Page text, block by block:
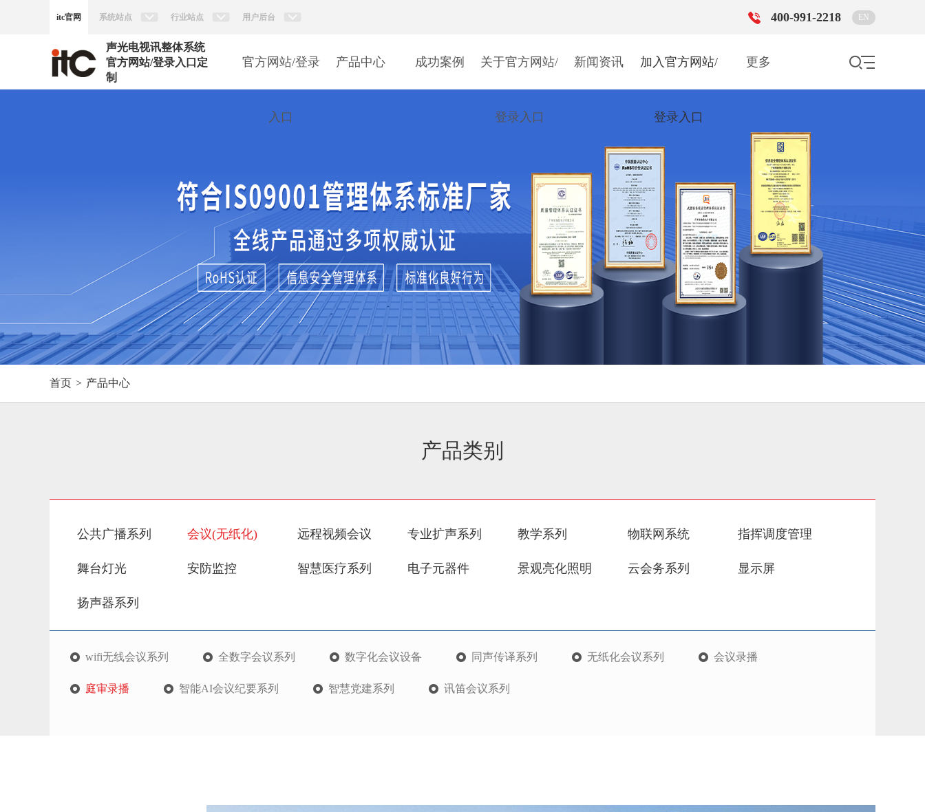
itc官网 系统站点 行业站点 用户后台 400-991-2218 EN
声光电视讯整体系统
官方网站/登录入口定
制
官方网站/登录
入口
产品中心 成功案例 关于官方网站/
登录入口
新闻资讯 加入官方网站/
登录入口
更多
首页 > 产品中心
产品类别
公共广播系列 会议(无纸化) 远程视频会议 专业扩声系列 教学系列 物联网系统 指挥调度管理
舞台灯光 安防监控 智慧医疗系列 电子元器件 景观亮化照明 云会务系列 显示屏
扬声器系列
wifi无线会议系列 全数字会议系列 数字化会议设备 同声传译系列 无纸化会议系列 会议录播
庭审录播 智能AI会议纪要系列 智慧党建系列 讯笛会议系列